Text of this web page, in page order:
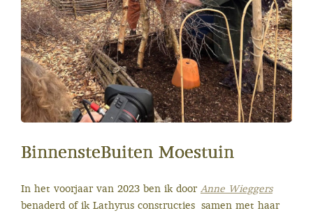
BinnensteBuiten Moestuin
In het voorjaar van 2023 ben ik door Anne Wieggers
benaderd of ik Lathyrus constructies samen met haar